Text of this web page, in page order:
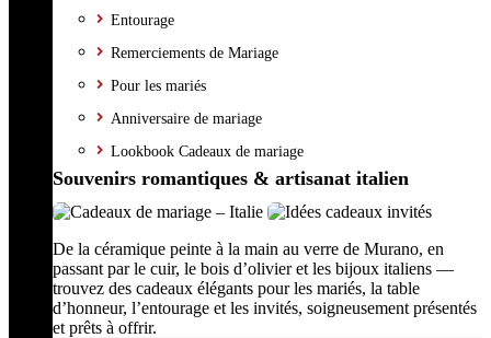
Entourage
Remerciements de Mariage
Pour les mariés
Anniversaire de mariage
Lookbook Cadeaux de mariage
Souvenirs romantiques & artisanat italien
De la céramique peinte à la main au verre de Murano, en
passant par le cuir, le bois d’olivier et les bijoux italiens —
trouvez des cadeaux élégants pour les mariés, la table
d’honneur, l’entourage et les invités, soigneusement présentés
et prêts à offrir.